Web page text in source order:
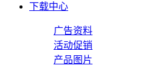
下载中心
广告资料
活动促销
产品图片